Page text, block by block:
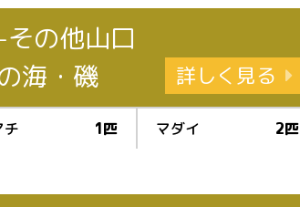
の他山口
海・磯
詳しく見る
チ 1匹 マダイ 2匹